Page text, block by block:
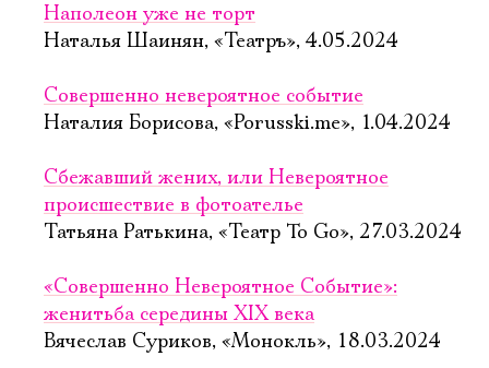
Наполеон уже не торт
Наталья Шаинян, «Театръ», 4.05.2024
Совершенно невероятное событие
Наталия Борисова, «Porusski.me», 1.04.2024
Сбежавший жених, или Невероятное
происшествие в фотоателье
Татьяна Ратькина, «Театр To Go», 27.03.2024
«Совершенно Невероятное Событие»:
женитьба середины XIX века
Вячеслав Суриков, «Монокль», 18.03.2024